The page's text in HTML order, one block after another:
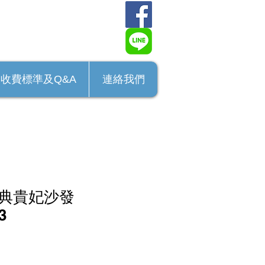
收費標準及Q&A 連絡我們
貴妃沙發